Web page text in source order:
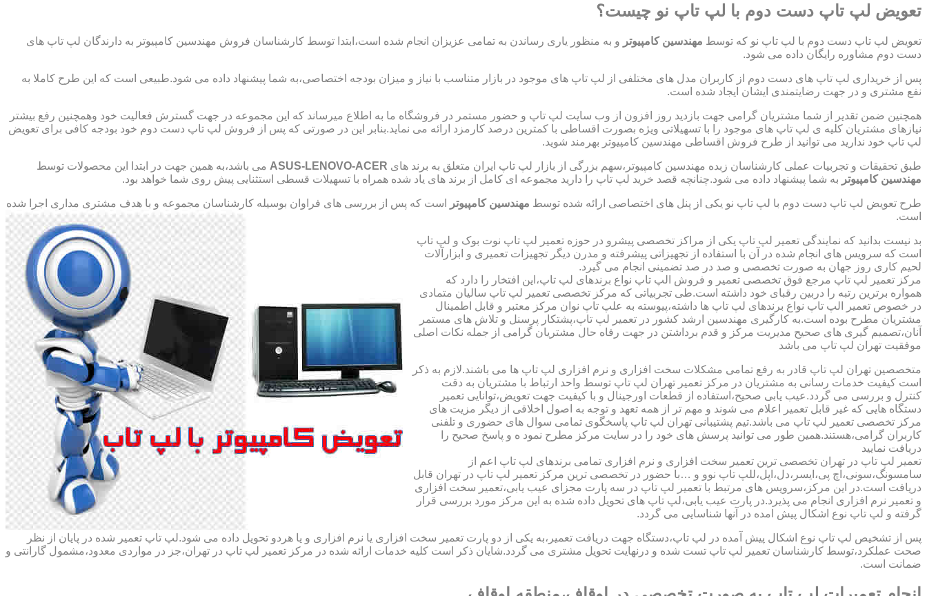
تعویض لپ تاپ دست دوم با لپ تاپ نو چیست؟
تعویض لپ تاپ دست دوم با لپ تاپ نو که توسط مهندسین کامپیوتر و به منظور یاری رساندن به تمامی عزیزان انجام شده است،ابتدا توسط کارشناسان فروش مهندسین کامپیوتر به دارندگان لپ تاپ های
دست دوم مشاوره رایگان داده می شود.
پس از خریداری لپ تاپ های دست دوم از کاربران مدل های مختلفی از لپ تاپ های موجود در بازار متناسب با نیاز و میزان بودجه اختصاصی،به شما پیشنهاد داده می شود.طبیعی است که این طرح کاملا به
نفع مشتری و در جهت رضایتمندی ایشان ایجاد شده است.
همچنین ضمن تقدیر از شما مشتریان گرامی جهت بازدید روز افزون از وب سایت لپ تاپ و حضور مستمر در فروشگاه ما به اطلاع میرساند که این مجموعه در جهت گسترش فعالیت خود وهمچنین رفع بیشتر
نیازهای مشتریان کلیه ی لپ تاپ های موجود را با تسهیلاتی ویژه بصورت اقساطی با کمترین درصد کارمزد ارائه می نماید.بنابر این در صورتی که پس از فروش لپ تاپ دست دوم خود بودجه کافی برای تعویض
لپ تاپ خود ندارید می توانید از طرح فروش اقساطی مهندسین کامپیوتر بهرمند شوید.
طبق تحقیقات و تجربیات عملی کارشناسان زبده مهندسین کامپیوتر،سهم بزرگی از بازار لپ تاپ ایران متعلق به برند های ASUS-LENOVO-ACER می باشد،به همین جهت در ابتدا این محصولات توسط
مهندسین کامپیوتر به شما پیشنهاد داده می شود.چنانچه قصد خرید لپ تاپ را دارید مجموعه ای کامل از برند های یاد شده همراه با تسهیلات قسطی استثنایی پیش روی شما خواهد بود.
طرح تعویض لپ تاپ دست دوم با لپ تاپ نو یکی از پنل های اختصاصی ارائه شده توسط مهندسین کامپیوتر
است که پس از بررسی های فراوان بوسیله کارشناسان مجموعه و با هدف مشتری مداری اجرا شده
است.
بد نیست بدانید که نمایندگی تعمیر لپ تاپ یکی از مراکز تخصصی پیشرو در حوزه تعمیر لپ تاپ نوت بوک و لپ تاپ
است که سرویس های انجام شده در آن با استفاده از تجهیزاتی پیشرفته و مدرن دیگر تجهیزات تعمیری و ابزارآلات
لحیم کاری روز جهان به صورت تخصصی و صد در صد تضمینی انجام می گیرد.
مرکز تعمیر لپ تاپ مرجع فوق تخصصی تعمیر و فروش الپ تاپ نواع برندهای لپ تاپ،این افتخار را دارد که
همواره برترین رتبه را دربین رقبای خود داشته است.طی تجربیاتی که مرکز تخصصی تعمیر لپ تاپ سالیان متمادی
در خصوص تعمیر الپ تاپ نواع برندهای لپ تاپ ها داشته،پیوسته به علپ تاپ نوان مرکز معتبر و قابل اطمینال
مشتریان مطرح بوده است.به کارگیری مهندسین ارشد کشور در تعمیر لپ تاپ،پشتکار پرسنل و تلاش های مستمر
آنان،تصمیم گیری های صحیح مدیریت مرکز و قدم برداشتن در جهت رفاه حال مشتریان گرامی از جمله نکات اصلی
موفقیت تهران لپ تاپ می باشد
متخصصین تهران لپ تاپ قادر به رفع تمامی مشکلات سخت افزاری و نرم افزاری لپ تاپ ها می باشند.لازم به ذکر
است کیفیت خدمات رسانی به مشتریان در مرکز تعمیر تهران لپ تاپ توسط واحد ارتباط با مشتریان به دقت
کنترل و بررسی می گردد.عیب یابی صحیح،استفاده از قطعات اورجینال و با کیفیت جهت تعویض،توانایی تعمیر
دستگاه هایی که غیر قابل تعمیر اعلام می شوند و مهم تر از همه تعهد و توجه به اصول اخلاقی از دیگر مزیت های
مرکز تخصصی تعمیر لپ تاپ می باشد.تیم پشتیبانی تهران لپ تاپ پاسخگوی تمامی سوال های حضوری و تلفنی
کاربران گرامی،هستند.همین طور می توانید پرسش های خود را در سایت مرکز مطرح نمود ه و پاسخ صحیح را
دریافت نمایید
تعمیر لپ تاپ در تهران تخصصی ترین تعمیر سخت افزاری و نرم افزاری تمامی برندهای لپ تاپ اعم از
سامسونگ،سونی،اچ پی،ایسر،دل،اپل،للپ تاپ نوو و …با حضور در تخصصی ترین مرکز تعمیر لپ تاپ در تهران قابل
دریافت است.در این مرکز،سرویس های مرتبط با تعمیر لپ تاپ در سه پارت مجزای عیب یابی،تعمیر سخت افزاری
و تعمیر نرم افزاری انجام می پذیرد.در پارت عیب یابی،لپ تاپ های تحویل داده شده به این مرکز مورد بررسی قرار
گرفته و لپ تاپ نوع اشکال پیش امده در آنها شناسایی می گردد.
پس از تشخیص لپ تاپ نوع اشکال پیش آمده در لپ تاپ،دستگاه جهت دریافت تعمیر،به یکی از دو پارت تعمیر سخت افزاری یا نرم افزاری و یا هردو تحویل داده می شود.لپ تاپ تعمیر شده در پایان از نظر
صحت عملکرد،توسط کارشناسان تعمیر لپ تاپ تست شده و درنهایت تحویل مشتری می گردد.شایان ذکر است کلیه خدمات ارائه شده در مرکز تعمیر لپ تاپ در تهران،جز در مواردی معدود،مشمول گارانتی و
ضمانت است.